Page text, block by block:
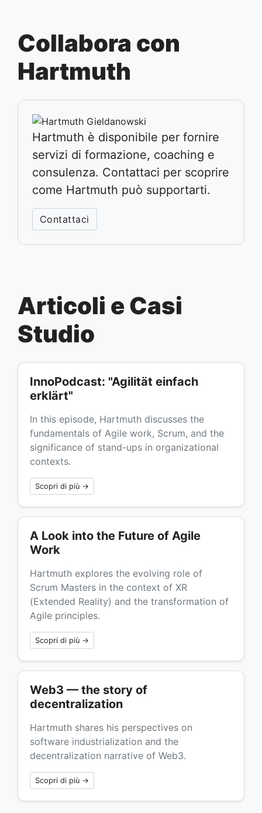
Collabora con
Hartmuth
Hartmuth è disponibile per fornire
servizi di formazione, coaching e
consulenza. Contattaci per scoprire
come Hartmuth può supportarti.
Contattaci
Articoli e Casi
Studio
InnoPodcast: "Agilität einfach
erklärt"
In this episode, Hartmuth discusses the
fundamentals of Agile work, Scrum, and the
significance of stand-ups in organizational
contexts.
Scopri di più →
A Look into the Future of Agile
Work
Hartmuth explores the evolving role of
Scrum Masters in the context of XR
(Extended Reality) and the transformation of
Agile principles.
Scopri di più →
Web3 — the story of
decentralization
Hartmuth shares his perspectives on
software industrialization and the
decentralization narrative of Web3.
Scopri di più →